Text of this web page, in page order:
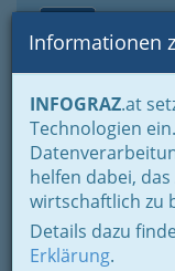
Informationen
INFOGRAZ.at
Technologien
helfen dabei,
wirtschaftlich zu
Details dazu
Erklärung.
Home Lifestyle
Sport,
alles ist